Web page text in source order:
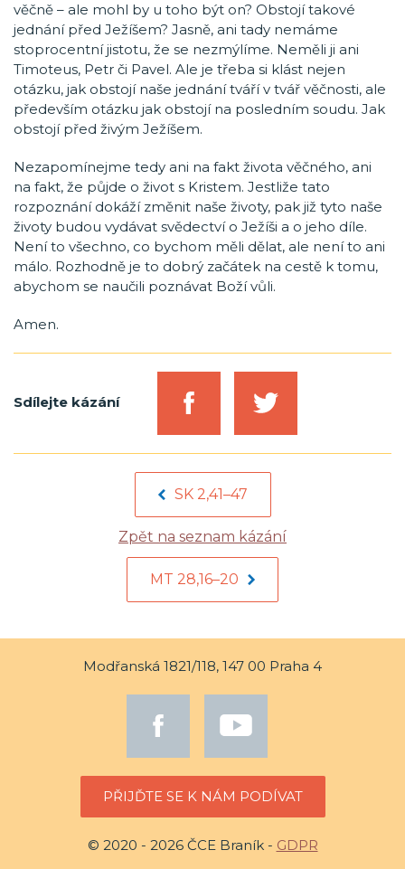
věčně – ale mohl by u toho být on? Obstojí takové
jednání před Ježíšem? Jasně, ani tady nemáme
stoprocentní jistotu, že se nezmýlíme. Neměli ji ani
Timoteus, Petr či Pavel. Ale je třeba si klást nejen
otázku, jak obstojí naše jednání tváří v tvář věčnosti, ale
především otázku jak obstojí na posledním soudu. Jak
obstojí před živým Ježíšem.
Nezapomínejme tedy ani na fakt života věčného, ani
na fakt, že půjde o život s Kristem. Jestliže tato
rozpoznání dokáží změnit naše životy, pak již tyto naše
životy budou vydávat svědectví o Ježíši a o jeho díle.
Není to všechno, co bychom měli dělat, ale není to ani
málo. Rozhodně je to dobrý začátek na cestě k tomu,
abychom se naučili poznávat Boží vůli.
Amen.
Sdílejte kázání
SK 2,41–47
Zpět na seznam kázání
MT 28,16–20
Modřanská 1821/118, 147 00 Praha 4
PŘIJĎTE SE K NÁM PODÍVAT
© 2020 - 2026 ČCE Braník - GDPR